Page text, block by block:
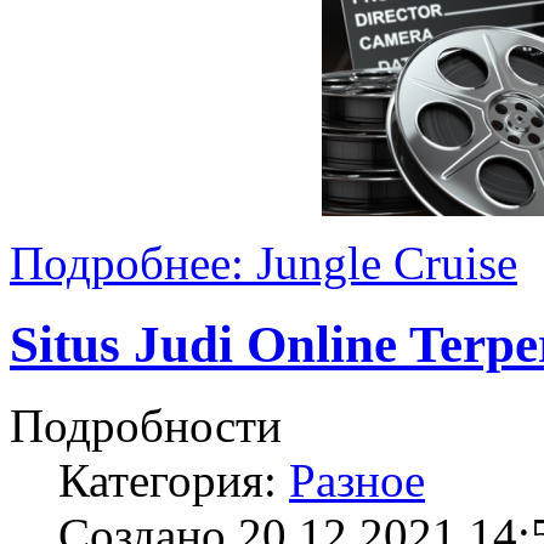
Подробнее: Jungle Cruise
Situs Judi Online
Подробности
Категория: Разное